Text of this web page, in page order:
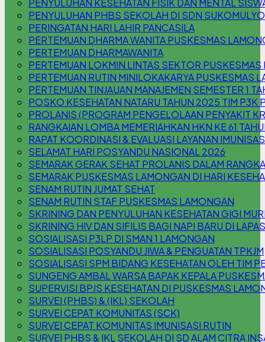
PENYULUHAN KESEHATAN FISIK DAN MENTAL
PENYULUHAN PHBS SEKOLAH DI SDN
PERINGATAN HARI LAHIR PANCASILA
PERTEMUAN DHARMA WANITA PUSKESMAS
PERTEMUAN DHARMAWANITA
PERTEMUAN LOKMIN LINTAS SEKTOR
PERTEMUAN RUTIN MINILOKAKARYA PUSKESMAS
PERTEMUAN TINJAUAN MANAJEMEN SEMESTER 1
POSKO KESEHATAN NATARU TAHUN 2025 TIM P3K
PROLANIS (PROGRAM PENGELOLAAN PENYAKIT
RANGKAIAN LOMBA MEMERIAHKAN HKN KE 61
RAPAT KOORDINASI & EVALUASI LAYANAN
SELAMAT HARI POSYANDU NASIONAL 2026
SEMARAK GERAK SEHAT PROLANIS DALAM
SEMARAK PUSKESMAS LAMONGAN DI HARI
SENAM RUTIN JUMAT SEHAT
SENAM RUTIN STAF PUSKESMAS LAMONGAN
SKRINING DAN PENYULUHAN KESEHATAN GIGI
SKRINING HIV DAN SIFILIS BAGI NAPI BARU DI LAPAS
SOSIALISASI P3LP DI SMAN 1 LAMONGAN
SOSIALISASI POSYANDU JIWA & PENGUATAN TPKJM
SOSIALISASI SPM BIDANG KESEHATAN OLEH TIM
SUNGENG AMBAL WARSA BAPAK KEPALA
SUPERVISI BPJS KESEHATAN DI PUSKESMAS
SURVEI (PHBS) & (IKL) SEKOLAH
SURVEI CEPAT KOMUNITAS (SCK)
SURVEI CEPAT KOMUNITAS IMUNISASI RUTIN
SURVEI PHBS & IKL SEKOLAH DI SD ALAM CITRA